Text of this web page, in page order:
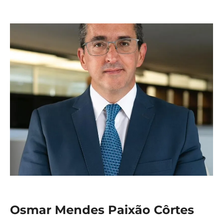
Osmar Mendes Paixão Côrtes